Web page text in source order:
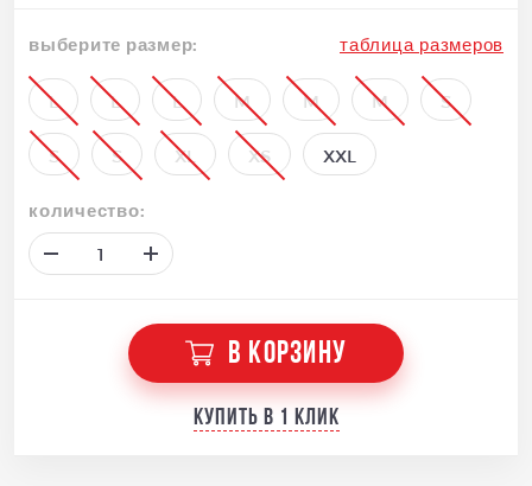
выберите размер: таблица размеров
L L L M M M S
S S XL XS XXL
количество:
В КОРЗИНУ
Купить в 1 клик